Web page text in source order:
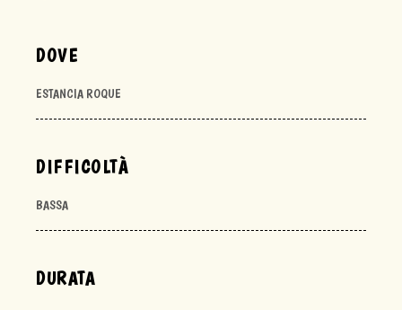
DOVE
ESTANCIA ROQUE
DIFFICOLTÀ
BASSA
DURATA